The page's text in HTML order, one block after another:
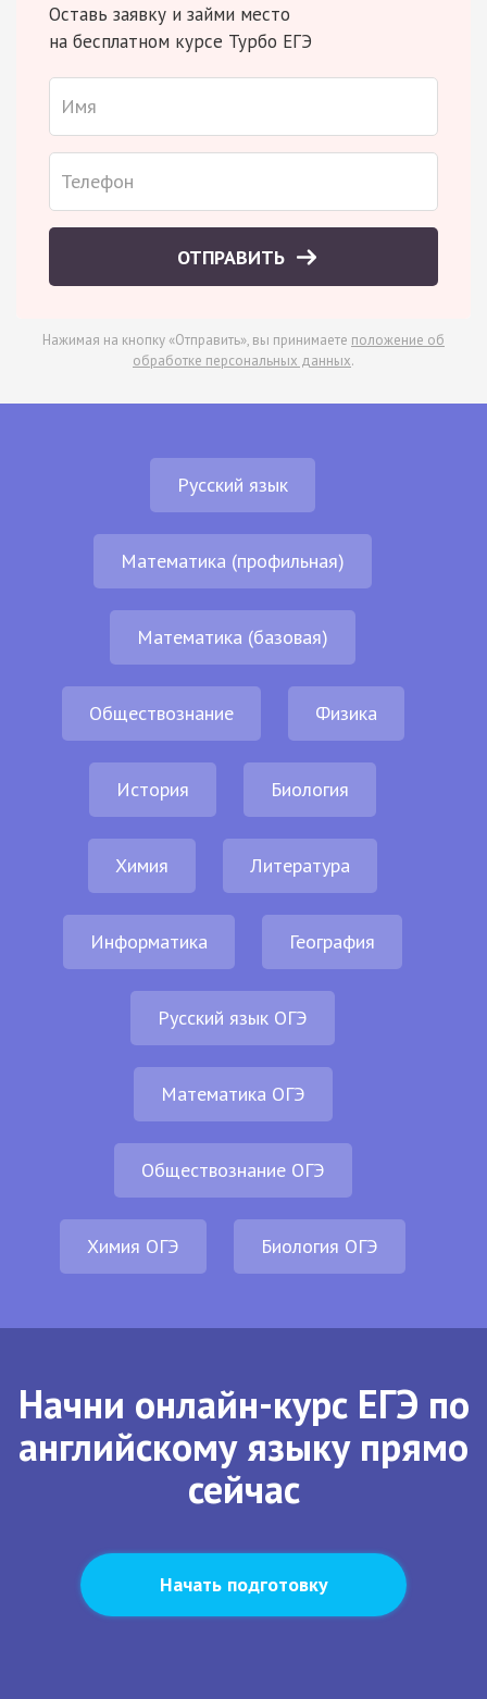
Оставь заявку и займи место
на бесплатном курсе Турбо ЕГЭ
ОТПРАВИТЬ
Нажимая на кнопку «Отправить», вы принимаете положение об
обработке персональных данных.
Русский язык
Математика (профильная)
Математика (базовая)
Обществознание Физика
История Биология
Химия Литература
Информатика География
Русский язык ОГЭ
Математика ОГЭ
Обществознание ОГЭ
Химия ОГЭ Биология ОГЭ
Начни онлайн-курс ЕГЭ по
английскому языку прямо
сейчас
Начать подготовку